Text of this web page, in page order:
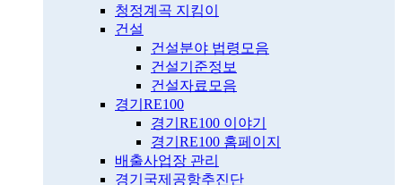
청정계곡 지킴이
건설
건설분야 법령모음
건설기준정보
건설자료모음
경기RE100
경기RE100 이야기
경기RE100 홈페이지
배출사업장 관리
경기국제공항추진단